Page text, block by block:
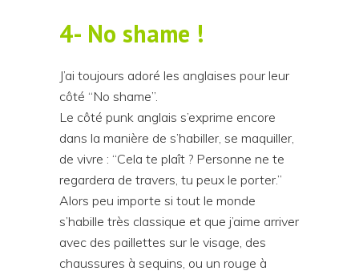
4- No shame !
J’ai toujours adoré les anglaises pour leur
côté “No shame”.
Le côté punk anglais s’exprime encore
dans la manière de s’habiller, se maquiller,
de vivre : “Cela te plaît ? Personne ne te
regardera de travers, tu peux le porter.”
Alors peu importe si tout le monde
s’habille très classique et que j’aime arriver
avec des paillettes sur le visage, des
chaussures à sequins, ou un rouge à